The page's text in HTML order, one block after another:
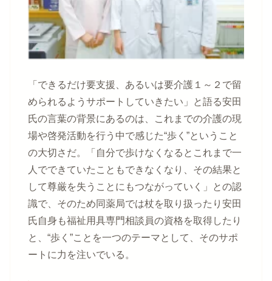
「できるだけ要支援、あるいは要介護１～２で留
められるようサポートしていきたい」と語る安田
氏の言葉の背景にあるのは、これまでの介護の現
場や啓発活動を行う中で感じた“歩く”ということ
の大切さだ。「自分で歩けなくなるとこれまで一
人でできていたこともできなくなり、その結果と
して尊厳を失うことにもつながっていく」との認
識で、そのため同薬局では杖を取り扱ったり安田
氏自身も福祉用具専門相談員の資格を取得したり
と、“歩く”ことを一つのテーマとして、そのサポ
ートに力を注いでいる。